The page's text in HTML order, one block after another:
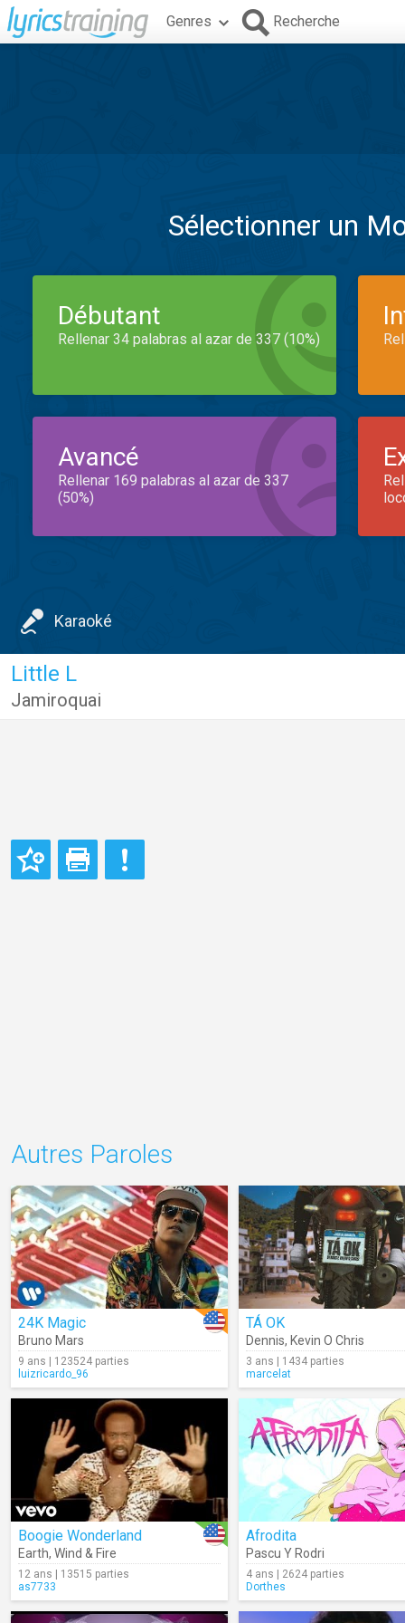
Genres Recherche
Sélectionner un
Débutant
Rellenar 34 palabras al azar de 337 (10%)
Avancé
Rellenar 169 palabras al azar de 337
(50%)
Karaoké
Little L
Jamiroquai
Autres Paroles
24K Magic
Bruno Mars
9 ans | 123524 parties
luizricardo_96
TÁ OK
Dennis, Kevin O Chris
3 ans | 1434 parties
marcelat
Boogie Wonderland
Earth, Wind & Fire
12 ans | 13515 parties
as7733
Afrodita
Pascu Y Rodri
4 ans | 2624 parties
Dorthes